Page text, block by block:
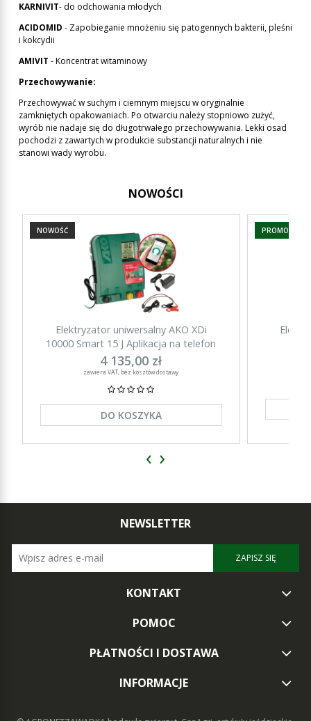
KARNIVIT- do odchowania młodych
ACIDOMID - Zapobieganie mnożeniu się patogennych bakterii, pleśni
i kokcydii
AMIVIT - Koncentrat witaminowy
Przechowywanie:
Przechowywać w suchym i ciemnym miejscu w oryginalnie
zamkniętych opakowaniach. Po otwarciu należy stopniowo zużyć,
wyrób nie nadaje się do długotrwałego przechowywania. Lekki osad
pochodzi z zawartych w produkcie substancji naturalnych i nie
stanowi wady wyrobu.
NOWOŚCI
Elektryzator uniwersalny AKO XDi
10000 Smart 15 J Aplikacja na telefon
4 135,00 zł
zawiera VAT, bez kosztów dostawy
DO KOSZYKA
NOWOŚĆ PROMOCJA
‹ ›
NEWSLETTER
ZAPISZ SIĘ
KONTAKT
POMOC
PŁATNOŚCI I DOSTAWA
INFORMACJE